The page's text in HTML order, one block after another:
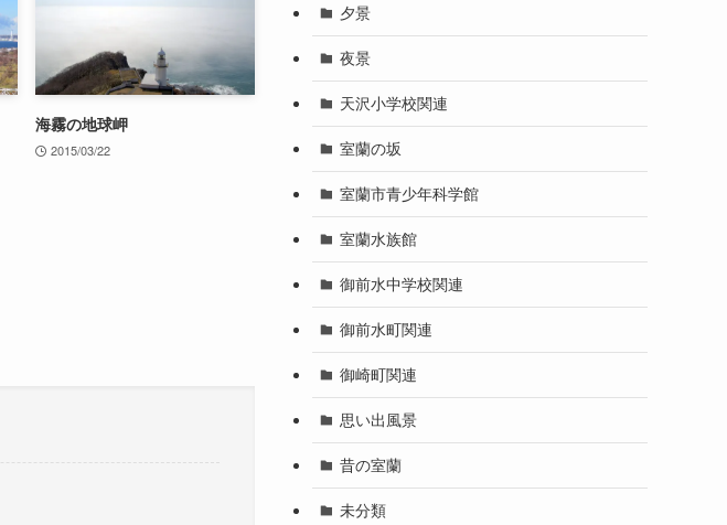
海霧の地球岬
2015/03/22
夕景
夜景
天沢小学校関連
室蘭の坂
室蘭市青少年科学館
室蘭水族館
御前水中学校関連
御前水町関連
御崎町関連
思い出風景
昔の室蘭
未分類